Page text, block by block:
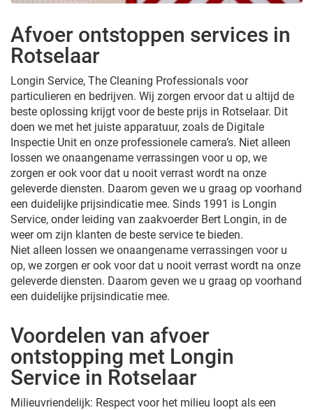
Afvoer ontstoppen services in
Rotselaar
Longin Service, The Cleaning Professionals voor
particulieren en bedrijven. Wij zorgen ervoor dat u altijd de
beste oplossing krijgt voor de beste prijs in Rotselaar. Dit
doen we met het juiste apparatuur, zoals de Digitale
Inspectie Unit en onze professionele camera’s. Niet alleen
lossen we onaangename verrassingen voor u op, we
zorgen er ook voor dat u nooit verrast wordt na onze
geleverde diensten. Daarom geven we u graag op voorhand
een duidelijke prijsindicatie mee. Sinds 1991 is Longin
Service, onder leiding van zaakvoerder Bert Longin, in de
weer om zijn klanten de beste service te bieden.
Niet alleen lossen we onaangename verrassingen voor u
op, we zorgen er ook voor dat u nooit verrast wordt na onze
geleverde diensten. Daarom geven we u graag op voorhand
een duidelijke prijsindicatie mee.
Voordelen van afvoer
ontstopping met Longin
Service in Rotselaar
Milieuvriendelijk: Respect voor het milieu loopt als een